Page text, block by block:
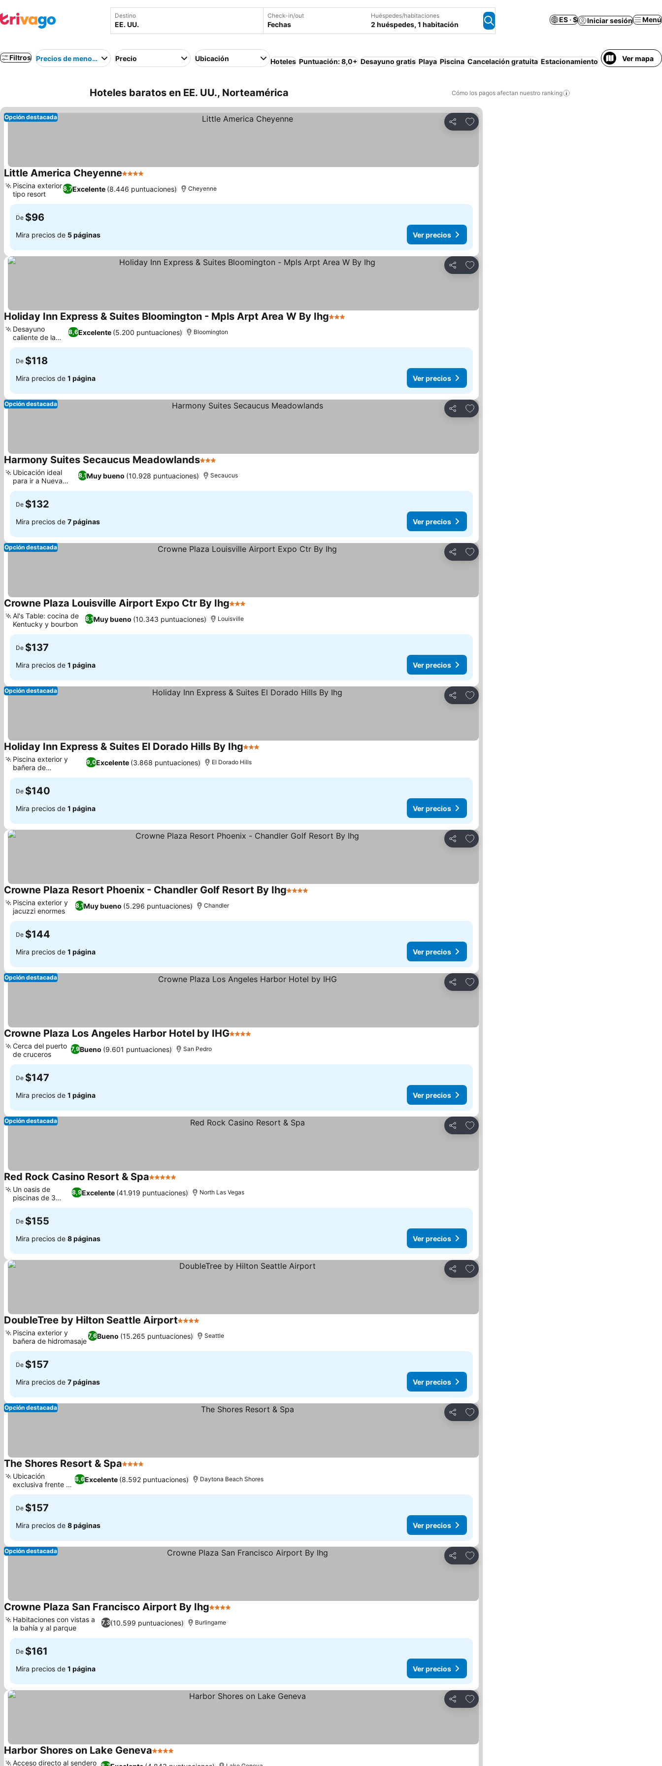
Destino Check-in/out
Fechas
Huéspedes/habitaciones
2 huéspedes, 1 habitación
ES · $ Iniciar sesión Menú
Filtros Precios de menor a mayorPrecio Ubicación Hoteles Puntuación: 8,0+ Desayuno gratis Playa Piscina Cancelación gratuita Estacionamiento Resort Aire
Ver mapa
Hoteles baratos en EE. UU., Norteamérica Cómo los pagos afectan nuestro ranking
Compartir
Agregar a favoritos
Opción destacada
Little America Cheyenne4 Estrellas
8,7Excelente (8.446 puntuaciones)
Piscina exterior
tipo resort
Cheyenne
De $96
Mira precios de 5 páginas Ver precios
Compartir
Agregar a favoritos
Holiday Inn Express & Suites Bloomington - Mpls Arpt Area W By Ihg3 Estrellas
8,6Excelente (5.200 puntuaciones)
Desayuno
caliente de la
casa
Bloomington
De $118
Mira precios de 1 página Ver precios
Compartir
Agregar a favoritos
Opción destacada
Harmony Suites Secaucus Meadowlands3 Estrellas
8,1Muy bueno (10.928 puntuaciones)
Ubicación ideal
para ir a Nueva
York
Secaucus
De $132
Mira precios de 7 páginas Ver precios
Compartir
Agregar a favoritos
Opción destacada
Crowne Plaza Louisville Airport Expo Ctr By Ihg3 Estrellas
8,1Muy bueno (10.343 puntuaciones)
Al's Table: cocina de
Kentucky y bourbon
Louisville
De $137
Mira precios de 1 página Ver precios
Compartir
Agregar a favoritos
Opción destacada
Holiday Inn Express & Suites El Dorado Hills By Ihg3 Estrellas
9,0Excelente (3.868 puntuaciones)
Piscina exterior y
bañera de
hidromasaje
El Dorado Hills
De $140
Mira precios de 1 página Ver precios
Compartir
Agregar a favoritos
Crowne Plaza Resort Phoenix - Chandler Golf Resort By Ihg4 Estrellas
8,1Muy bueno (5.296 puntuaciones)
Piscina exterior y
jacuzzi enormes
Chandler
De $144
Mira precios de 1 página Ver precios
Compartir
Agregar a favoritos
Opción destacada
Crowne Plaza Los Angeles Harbor Hotel by IHG4 Estrellas
7,9Bueno (9.601 puntuaciones)
Cerca del puerto
de cruceros
San Pedro
De $147
Mira precios de 1 página Ver precios
Compartir
Agregar a favoritos
Opción destacada
Red Rock Casino Resort & Spa5 Estrellas
8,9Excelente (41.919 puntuaciones)
Un oasis de
piscinas de 3
acres
North Las Vegas
De $155
Mira precios de 8 páginas Ver precios
Compartir
Agregar a favoritos
DoubleTree by Hilton Seattle Airport4 Estrellas
7,6Bueno (15.265 puntuaciones)
Piscina exterior y
bañera de hidromasaje
Seattle
De $157
Mira precios de 7 páginas Ver precios
Compartir
Agregar a favoritos
Opción destacada
The Shores Resort & Spa4 Estrellas
8,6Excelente (8.592 puntuaciones)
Ubicación
exclusiva frente al
mar
Daytona Beach Shores
De $157
Mira precios de 8 páginas Ver precios
Compartir
Agregar a favoritos
Opción destacada
Crowne Plaza San Francisco Airport By Ihg4 Estrellas
7,3(10.599 puntuaciones)
Habitaciones con vistas a
la bahía y al parque
Burlingame
De $161
Mira precios de 1 página Ver precios
Compartir
Agregar a favoritos
Harbor Shores on Lake Geneva4 Estrellas
Acceso directo al sendero